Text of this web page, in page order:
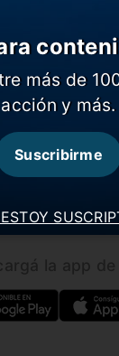
MÁS
más de
acción y más.
Suscribirme